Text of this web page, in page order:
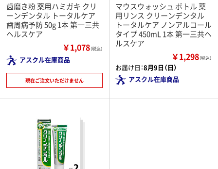
歯磨き粉 薬用ハミガキ クリ
ーンデンタル トータルケア
歯周病予防 50g 1本 第一三共
ヘルスケア
￥1,078（税込）
アスクル在庫商品
現在ご注文いただけません
マウスウォッシュ ボトル 薬
用リンス クリーンデンタル
トータルケア ノンアルコール
タイプ 450mL 1本 第一三共ヘ
ルスケア
￥1,298（税込）
お届け日：8月9日（日）
アスクル在庫商品